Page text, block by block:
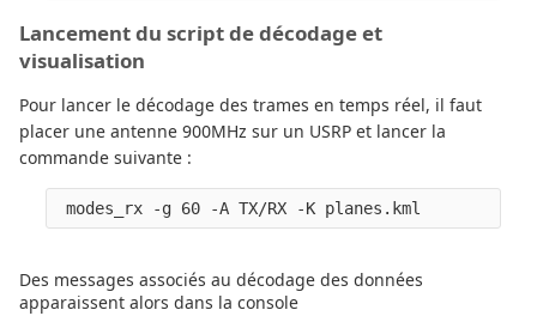
Lancement du script de décodage et
visualisation
Pour lancer le décodage des trames en temps réel, il faut
placer une antenne 900MHz sur un USRP et lancer la
commande suivante :
Des messages associés au décodage des données
apparaissent alors dans la console